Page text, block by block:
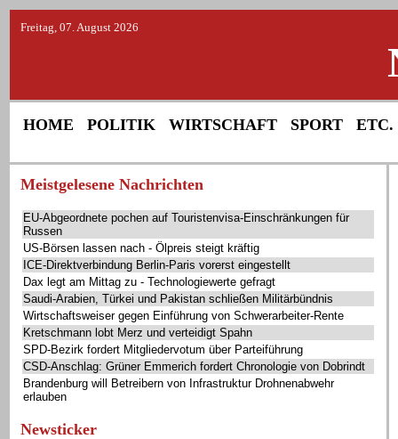
Freitag, 07. August 2026
HOME POLITIK WIRTSCHAFT SPORT ETC.
Meistgelesene Nachrichten
EU-Abgeordnete pochen auf Touristenvisa-Einschränkungen für
Russen
US-Börsen lassen nach - Ölpreis steigt kräftig
ICE-Direktverbindung Berlin-Paris vorerst eingestellt
Dax legt am Mittag zu - Technologiewerte gefragt
Saudi-Arabien, Türkei und Pakistan schließen Militärbündnis
Wirtschaftsweiser gegen Einführung von Schwerarbeiter-Rente
Kretschmann lobt Merz und verteidigt Spahn
SPD-Bezirk fordert Mitgliedervotum über Parteiführung
CSD-Anschlag: Grüner Emmerich fordert Chronologie von Dobrindt
Brandenburg will Betreibern von Infrastruktur Drohnenabwehr
erlauben
Newsticker